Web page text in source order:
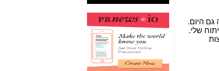
גם היום.
שלי.
האם ביבי כשר
תקשורת עזר לקב'
בזק? -כאן
מה מקור ה-Fake
News שהביא לתפירת
תיק לביבי והעלמת
החשודים הנכונים -כאן